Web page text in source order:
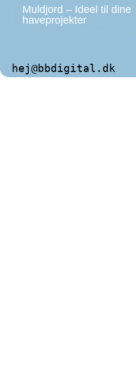
Muldjord – Ideel til dine
haveprojekter
hej@bbdigital.dk